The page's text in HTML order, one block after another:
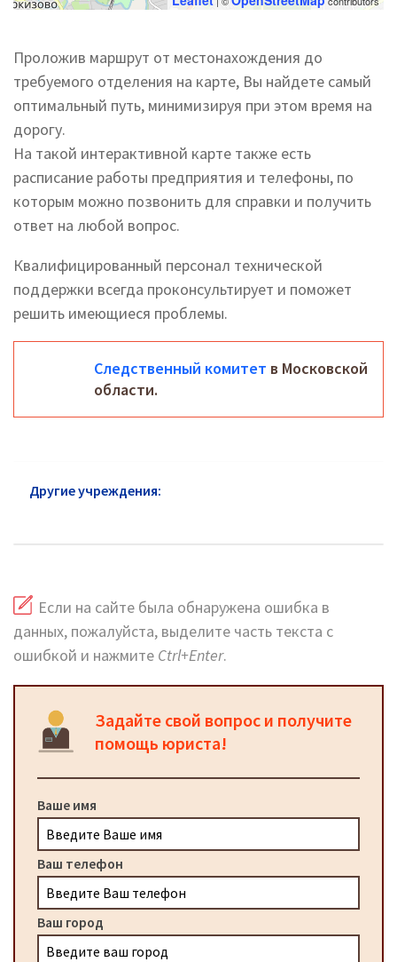
Проложив маршрут от местонахождения до
требуемого отделения на карте, Вы найдете самый
оптимальный путь, минимизируя при этом время на
дорогу.
На такой интерактивной карте также есть
расписание работы предприятия и телефоны, по
которым можно позвонить для справки и получить
ответ на любой вопрос.
Квалифицированный персонал технической
поддержки всегда проконсультирует и поможет
решить имеющиеся проблемы.
Следственный комитет в Московской
области.
Другие учреждения:
Если на сайте была обнаружена ошибка в
данных, пожалуйста, выделите часть текста с
ошибкой и нажмите Ctrl+Enter.
Задайте свой вопрос и получите
помощь юриста!
Ваше имя
Ваш телефон
Ваш город